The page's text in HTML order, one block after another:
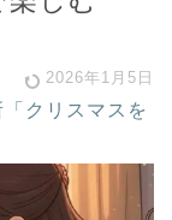
2026年1月5日
クリスマスを